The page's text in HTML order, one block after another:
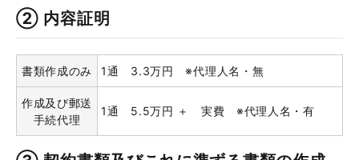
② 内容証明
書類作成のみ 1通 3.3万円 ※代理人名・無
作成及び郵送
手続代理
1通 5.5万円 ＋ 実費 ※代理人名・有